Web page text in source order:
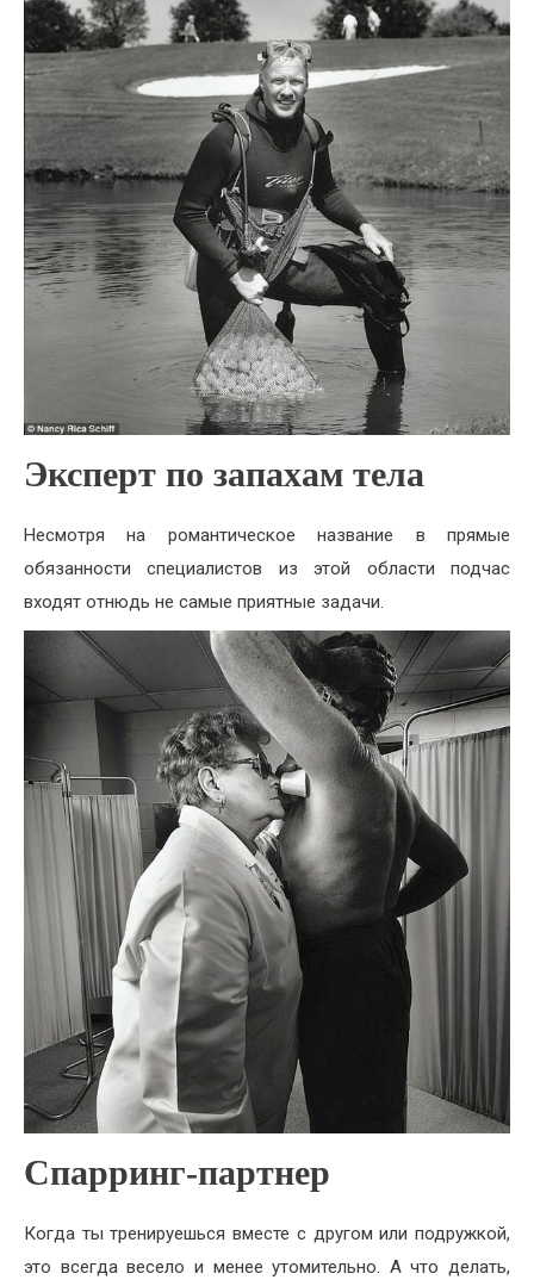
Эксперт по запахам тела
Несмотря на романтическое название в прямые
обязанности специалистов из этой области подчас
входят отнюдь не самые приятные задачи.
Спарринг-партнер
Когда ты тренируешься вместе с другом или подружкой,
это всегда весело и менее утомительно. А что делать,